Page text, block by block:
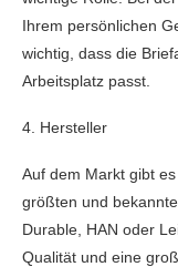
Ihrem persönlichen
wichtig, dass die
Arbeitsplatz passt.
4. Hersteller
Auf dem Markt gibt
größten und
Durable, HAN oder
Qualität und eine